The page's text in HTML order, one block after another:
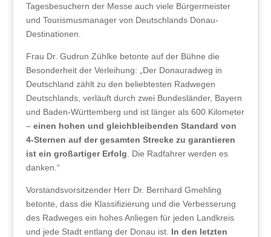
Tagesbesuchern der Messe auch viele Bürgermeister
und Tourismusmanager von Deutschlands Donau-
Destinationen.
Frau Dr. Gudrun Zühlke betonte auf der Bühne die
Besonderheit der Verleihung: „Der Donauradweg in
Deutschland zählt zu den beliebtesten Radwegen
Deutschlands, verläuft durch zwei Bundesländer, Bayern
und Baden-Württemberg und ist länger als 600 Kilometer
– einen hohen und gleichbleibenden Standard von
4-Sternen auf der gesamten Strecke zu garantieren
ist ein großartiger Erfolg . Die Radfahrer werden es
danken.“
Vorstandsvorsitzender Herr Dr. Bernhard Gmehling
betonte, dass die Klassifizierung und die Verbesserung
des Radweges ein hohes Anliegen für jeden Landkreis
und jede Stadt entlang der Donau ist. In den letzten